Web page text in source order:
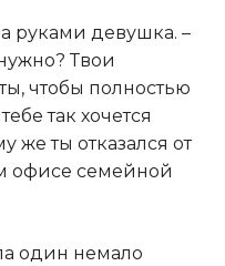
руками девушка. –
Твои
чтобы полностью
так хочется
же ты отказался от
офисе семейной
один немало